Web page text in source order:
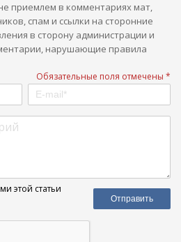
приемлем в комментариях мат,
спам и ссылки на сторонние
в сторону администрации и
нарушающие правила
Обязательные поля отмечены *
этой статьи